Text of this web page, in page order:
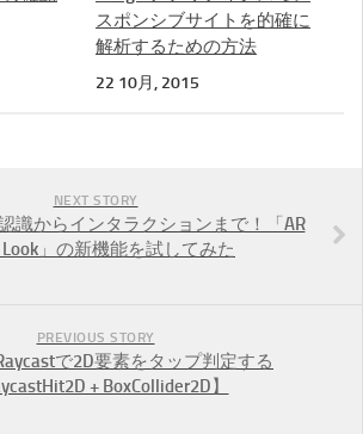
スポンシブサイトを的確に
解析するための方法
22 10月, 2015
NEXT STORY
識からインタラクションまで！「AR
Look」の新機能を試してみた
PREVIOUS STORY
で2D要素をタップ判定する
+ BoxCollider2D】